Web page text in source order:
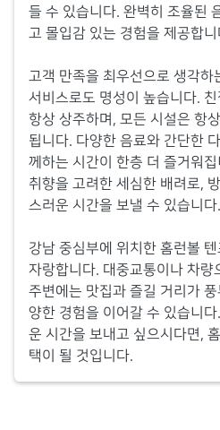
들 수 있습니다. 완벽히 조율된
고 몰입감 있는 경험을 제공합니
고객 만족을 최우선으로 생각하
서비스로도 명성이 높습니다.
항상 상주하며, 모든 시설은 항
됩니다. 다양한 음료와 간단한
께하는 시간이 한층 더 즐거워
취향을 고려한 세심한 배려로,
스러운 시간을 보낼 수 있습니다.
강남 중심부에 위치한 홈런볼
자랑합니다. 대중교통이나 차량
주변에는 맛집과 즐길 거리가
양한 경험을 이어갈 수 있습니
운 시간을 보내고 싶으시다면,
택이 될 것입니다.